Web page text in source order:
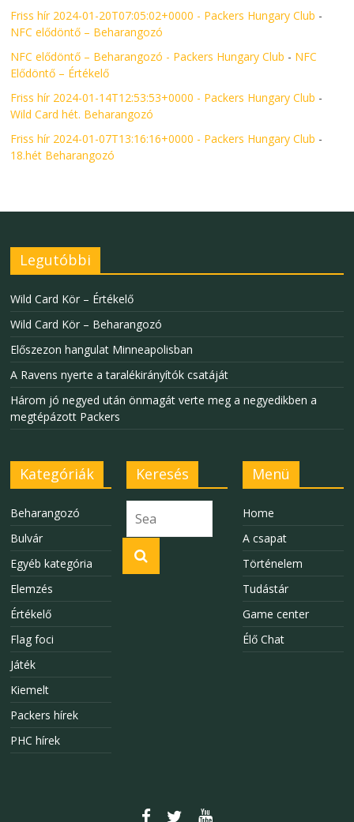
Friss hír 2024-01-20T07:05:02+0000 - Packers Hungary Club -
NFC elődöntő – Beharangozó
NFC elődöntő – Beharangozó - Packers Hungary Club - NFC
Elődöntő – Értékelő
Friss hír 2024-01-14T12:53:53+0000 - Packers Hungary Club -
Wild Card hét. Beharangozó
Friss hír 2024-01-07T13:16:16+0000 - Packers Hungary Club -
18.hét Beharangozó
Legutóbbi
Wild Card Kör – Értékelő
Wild Card Kör – Beharangozó
Előszezon hangulat Minneapolisban
A Ravens nyerte a taralékirányítók csatáját
Három jó negyed után önmagát verte meg a negyedikben a
megtépázott Packers
Kategóriák
Beharangozó
Bulvár
Egyéb kategória
Elemzés
Értékelő
Flag foci
Játék
Kiemelt
Packers hírek
PHC hírek
Keresés Menü
Home
A csapat
Történelem
Tudástár
Game center
Élő Chat